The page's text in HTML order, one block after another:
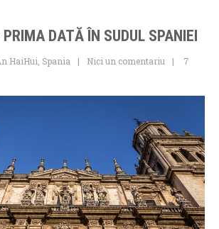
DATĂ ÎN SUDUL SPANIEI
HaiHui, Spania Nici un comentariu 7